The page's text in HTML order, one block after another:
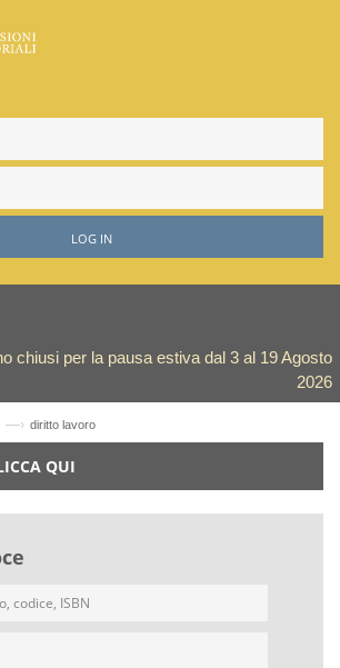
LOG IN
chiusi per la pausa estiva dal 3 al 19 Agosto
2026
—› diritto lavoro
QUI